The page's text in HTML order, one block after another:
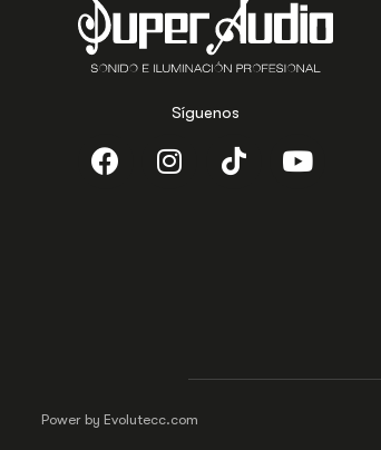
Síguenos
Power by Evolutecc.com